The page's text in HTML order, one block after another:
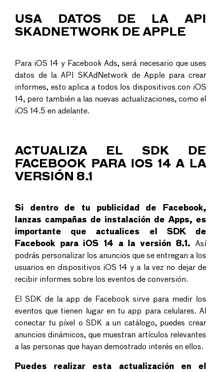
USA DATOS DE LA API
SKADNETWORK DE APPLE
Para iOS 14 y Facebook Ads, será necesario que uses
datos de la API SKAdNetwork de Apple para crear
informes, esto aplica a todos los dispositivos con iOS
14, pero también a las nuevas actualizaciones, como el
iOS 14.5 en adelante.
ACTUALIZA EL SDK DE
FACEBOOK PARA IOS 14 A LA
VERSIÓN 8.1
Si dentro de tu publicidad de Facebook,
lanzas campañas de instalación de Apps, es
importante que actualices el SDK de
Facebook para iOS 14 a la versión 8.1. Así
podrás personalizar los anuncios que se entregan a los
usuarios en dispositivos iOS 14 y a la vez no dejar de
recibir informes sobre los eventos de conversión.
El SDK de la app de Facebook sirve para medir los
eventos que tienen lugar en tu app para celulares. Al
conectar tu píxel o SDK a un catálogo, puedes crear
anuncios dinámicos, que muestran artículos relevantes
a las personas que hayan demostrado interés en ellos.
Puedes realizar esta actualización en el